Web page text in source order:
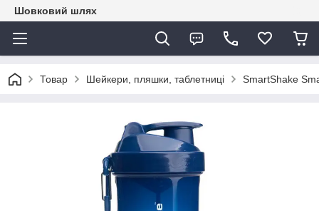
Шовковий шлях
Товар Шейкери, пляшки, таблетниці SmartShake